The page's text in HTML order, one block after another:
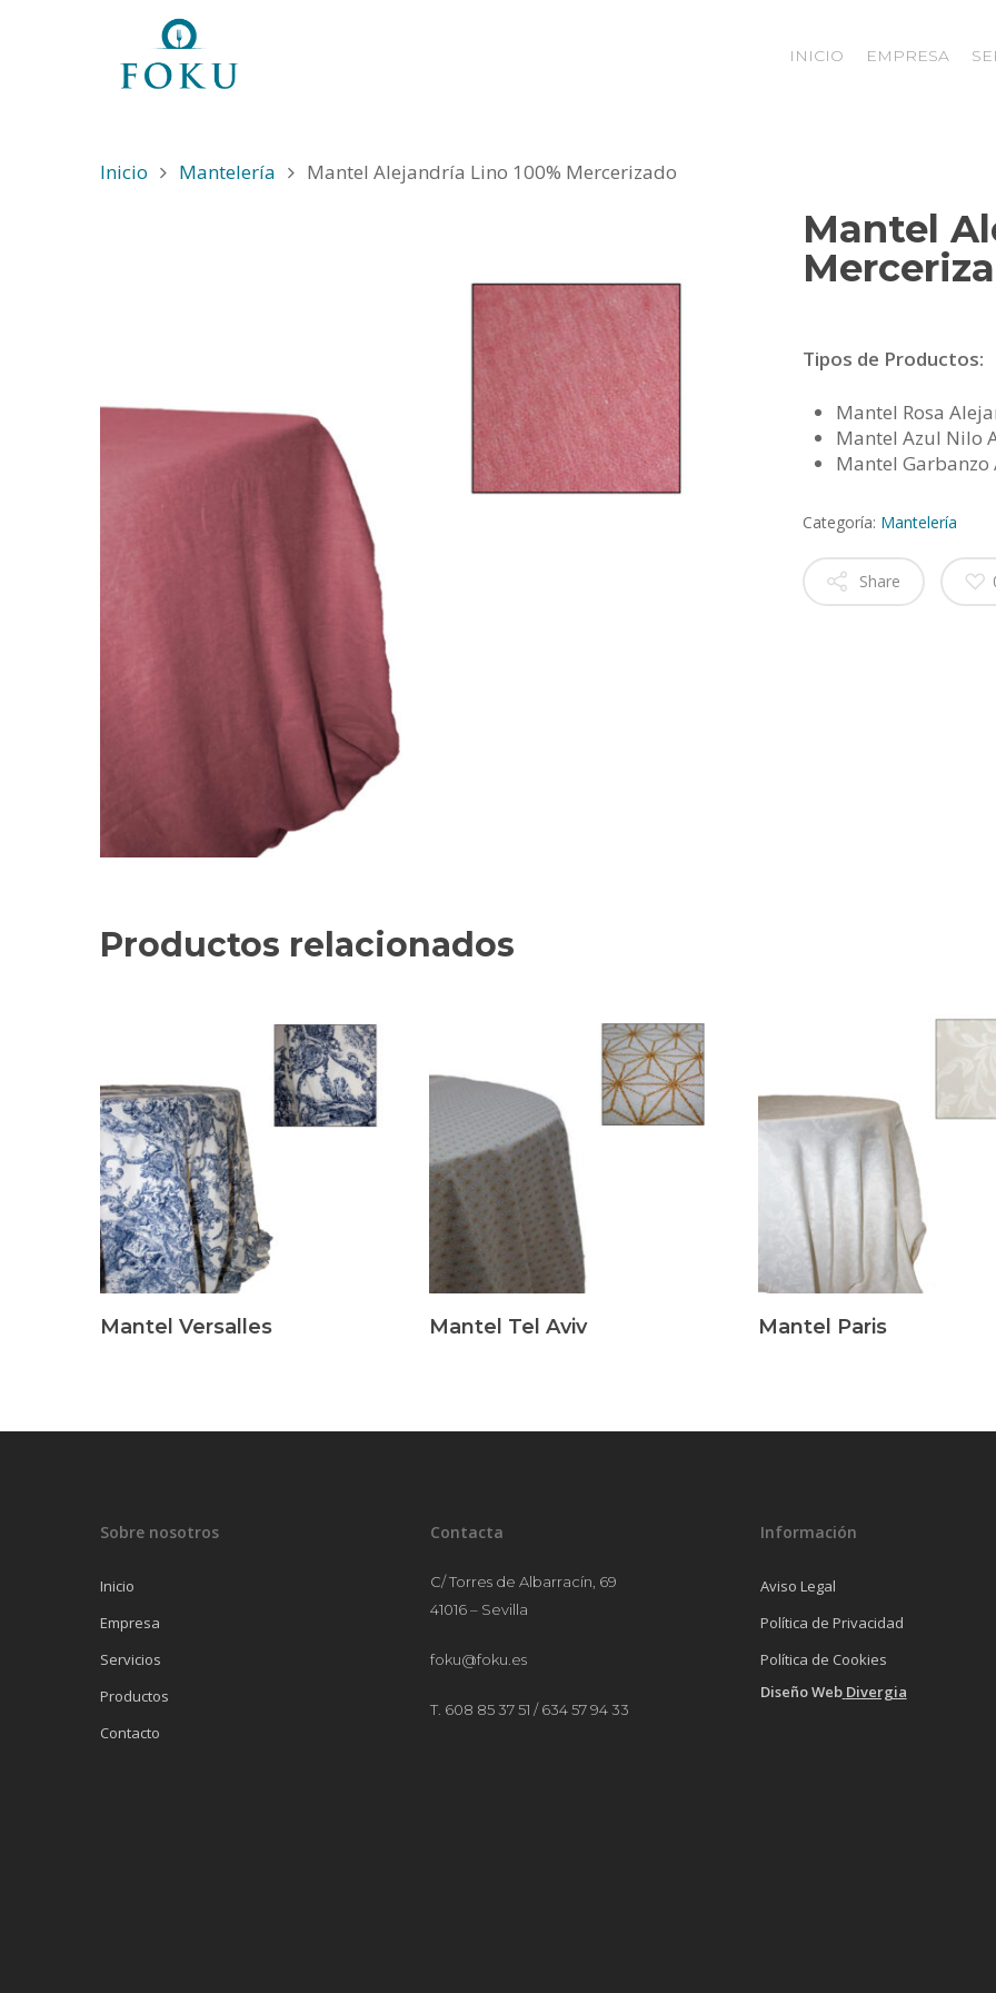
Hit enter to search or ESC to close
INICIO EMPRESA
Inicio Mantelería Mantel Alejandría Lino 100% Mercerizado
Mantel
Tipos de Productos:
Mantel Rosa
Mantel Azul Nilo
Mantel
Categoría: Mantelería
Share
Productos relacionados
Leer Más
Mantel Versalles Leer Más
Mantel Tel Aviv Leer Más
Mantel Paris
Sobre nosotros
Inicio
Empresa
Servicios
Productos
Contacto
Contacta
C/ Torres de Albarracín, 69
41016 – Sevilla
foku@foku.es
T. 608 85 37 51 / 634 57 94 33
Información
Aviso Legal
Política de Privacidad
Política de Cookies
Diseño Web Divergia